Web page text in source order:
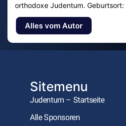
orthodoxe Judentum. Geburtsort:
Alles vom Autor
Sitemenu
Judentum – Startseite
Alle Sponsoren